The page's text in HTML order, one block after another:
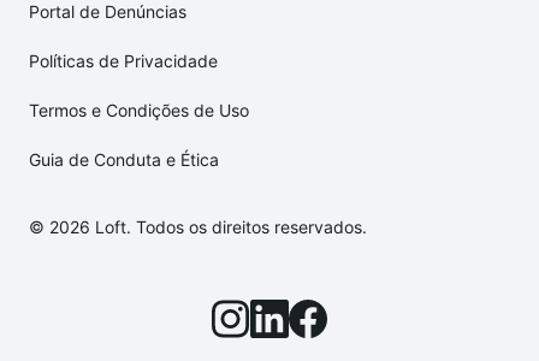
Portal de Denúncias
Políticas de Privacidade
Termos e Condições de Uso
Guia de Conduta e Ética
© 2026 Loft. Todos os direitos reservados.